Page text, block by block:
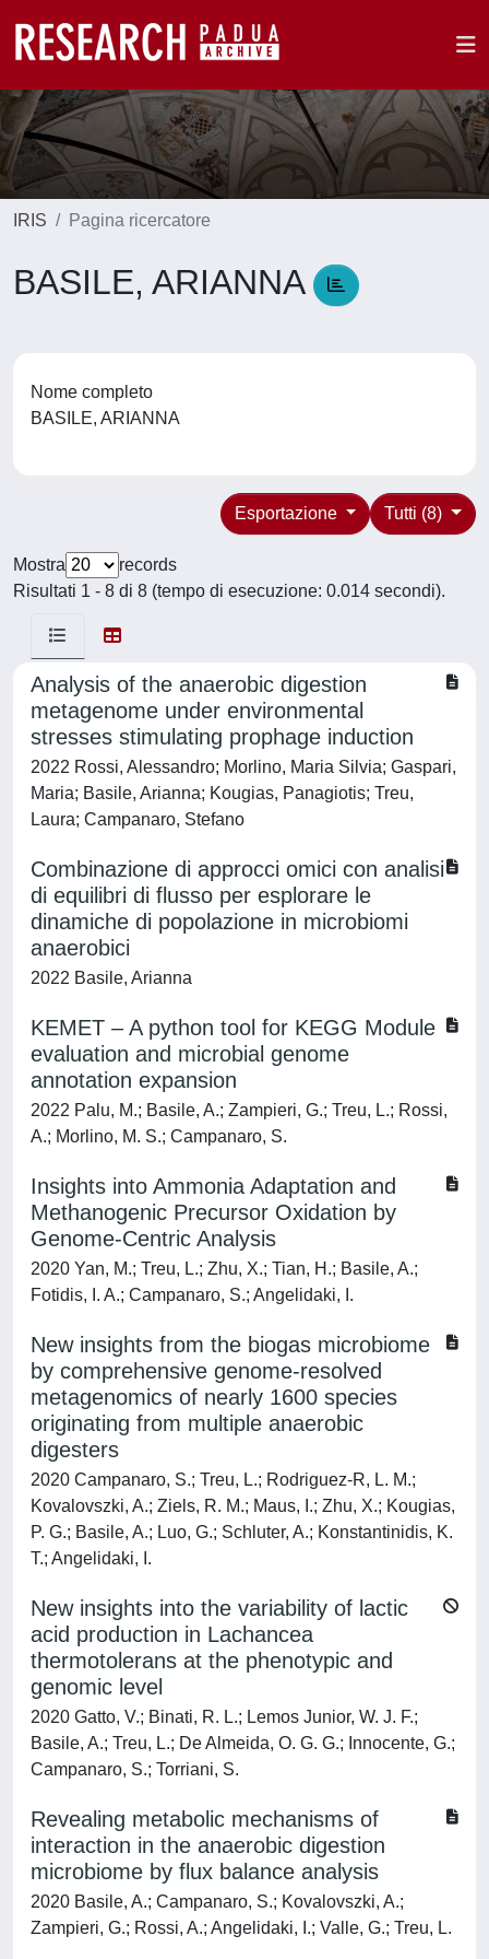
IRIS Pagina ricercatore
BASILE, ARIANNA
Nome completo
BASILE, ARIANNA
Tutti (8)
Esportazione
Mostra
records
Risultati 1 - 8 di 8 (tempo di esecuzione: 0.014 secondi).
Analysis of the anaerobic digestion
metagenome under environmental
stresses stimulating prophage induction
2022 Rossi, Alessandro; Morlino, Maria Silvia; Gaspari,
Maria; Basile, Arianna; Kougias, Panagiotis; Treu,
Laura; Campanaro, Stefano
Combinazione di approcci omici con analisi
di equilibri di flusso per esplorare le
dinamiche di popolazione in microbiomi
anaerobici
2022 Basile, Arianna
KEMET – A python tool for KEGG Module
evaluation and microbial genome
annotation expansion
2022 Palu, M.; Basile, A.; Zampieri, G.; Treu, L.; Rossi,
A.; Morlino, M. S.; Campanaro, S.
Insights into Ammonia Adaptation and
Methanogenic Precursor Oxidation by
Genome-Centric Analysis
2020 Yan, M.; Treu, L.; Zhu, X.; Tian, H.; Basile, A.;
Fotidis, I. A.; Campanaro, S.; Angelidaki, I.
New insights from the biogas microbiome
by comprehensive genome-resolved
metagenomics of nearly 1600 species
originating from multiple anaerobic
digesters
2020 Campanaro, S.; Treu, L.; Rodriguez-R, L. M.;
Kovalovszki, A.; Ziels, R. M.; Maus, I.; Zhu, X.; Kougias,
P. G.; Basile, A.; Luo, G.; Schluter, A.; Konstantinidis, K.
T.; Angelidaki, I.
New insights into the variability of lactic
acid production in Lachancea
thermotolerans at the phenotypic and
genomic level
2020 Gatto, V.; Binati, R. L.; Lemos Junior, W. J. F.;
Basile, A.; Treu, L.; De Almeida, O. G. G.; Innocente, G.;
Campanaro, S.; Torriani, S.
Revealing metabolic mechanisms of
interaction in the anaerobic digestion
microbiome by flux balance analysis
2020 Basile, A.; Campanaro, S.; Kovalovszki, A.;
Zampieri, G.; Rossi, A.; Angelidaki, I.; Valle, G.; Treu, L.